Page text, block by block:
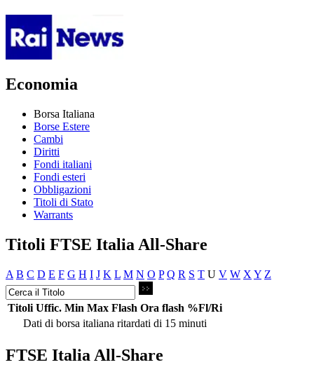
Economia
Borsa Italiana
Borse Estere
Cambi
Diritti
Fondi italiani
Fondi esteri
Obbligazioni
Titoli di Stato
Warrants
Titoli FTSE Italia All-Share
A B C D E F G H I J K L M N O P Q R S T U V W X Y Z
Titoli Uffic. Min Max Flash Ora flash %Fl/Ri
Dati di borsa italiana ritardati di 15 minuti
FTSE Italia All-Share